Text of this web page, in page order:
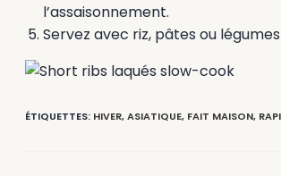
l’assaisonnement.
Servez avec riz, pâtes ou
ÉTIQUETTES: HIVER,ASIATIQUE, FAIT MAISON,